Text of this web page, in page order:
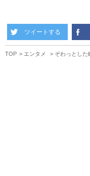
ツイートする
TOP エンタメ ぞわっとした